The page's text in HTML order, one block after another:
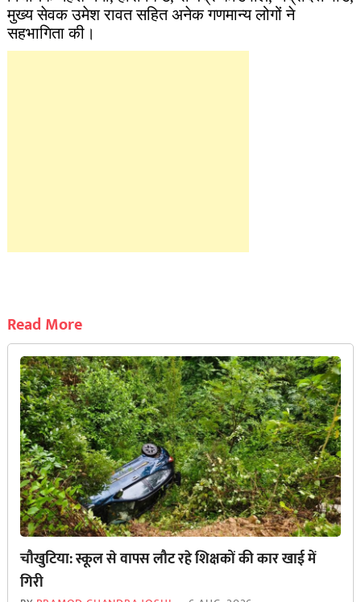
मुख्य सेवक उमेश रावत सहित अनेक गणमान्य लोगों ने
सहभागिता की।
Read More
चौखुटिया: स्कूल से वापस लौट रहे शिक्षकों की कार खाई में
गिरी